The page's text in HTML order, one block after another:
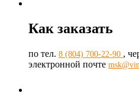
Как заказать
по тел. 8 (804) 700-22-90 ,
электронной почте